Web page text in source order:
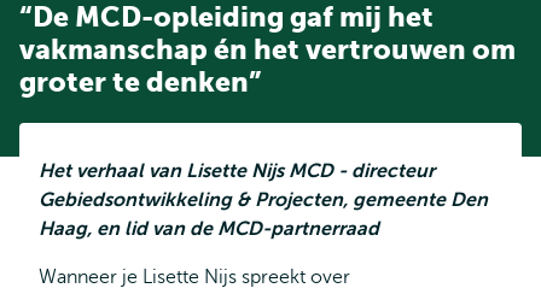
“De MCD-opleiding gaf mij het
vakmanschap én het vertrouwen om
groter te denken”
Het verhaal van Lisette Nijs MCD - directeur
Gebiedsontwikkeling & Projecten, gemeente Den
Haag, en lid van de MCD-partnerraad
Wanneer je Lisette Nijs spreekt over